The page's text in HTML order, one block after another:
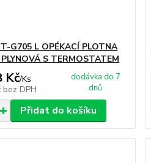
G705 L OPÉKACÍ PLOTNA
S TERMOSTATEM
Kč/Ks
bez DPH
dodávka do 7
dnů
Přidat do košíku